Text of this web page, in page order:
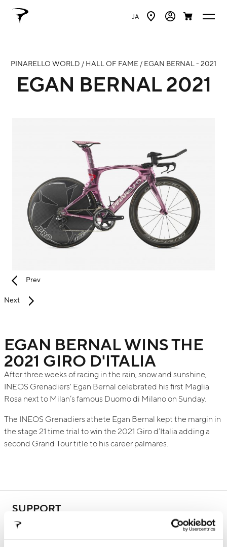
JA
PINARELLO WORLD / HALL OF FAME / EGAN BERNAL - 2021
EGAN BERNAL2021
Prev
Next
EGAN BERNAL WINS THE
2021 GIRO D'ITALIA
After three weeks of racing in the rain, snow and sunshine,
INEOS Grenadiers' Egan Bernal celebrated his first Maglia
Rosa next to Milan’s famous Duomo di Milano on Sunday.
The INEOS Grenadiers athete Egan Bernal kept the margin in
the stage 21 time trial to win the 2021 Giro d’Italia adding a
second Grand Tour title to his career palmares.
SUPPORT
In this section you will find all the information about our
products, technical manuals, information on warranty